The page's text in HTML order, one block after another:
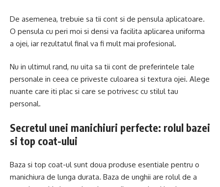
De asemenea, trebuie sa tii cont si de pensula aplicatoare.
O pensula cu peri moi si densi va facilita aplicarea uniforma
a ojei, iar rezultatul final va fi mult mai profesional.
Nu in ultimul rand, nu uita sa tii cont de preferintele tale
personale in ceea ce priveste culoarea si textura ojei. Alege
nuante care iti plac si care se potrivesc cu stilul tau
personal.
Secretul unei manichiuri perfecte: rolul bazei
si top coat-ului
Baza si top coat-ul sunt doua produse esentiale pentru o
manichiura de lunga durata. Baza de unghii are rolul de a